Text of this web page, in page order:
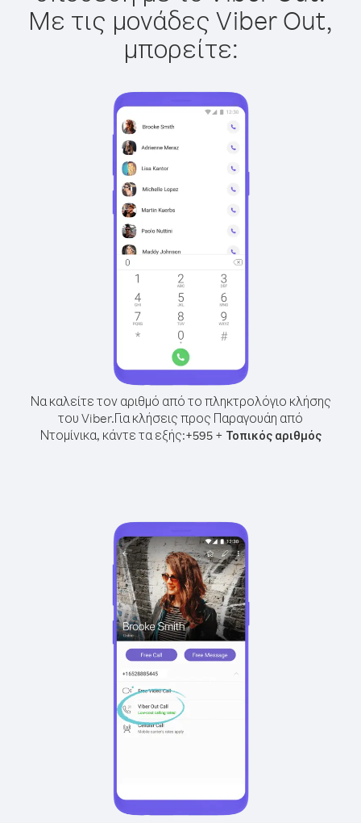
Με τις μονάδες Viber Out,
μπορείτε:
Να καλείτε τον αριθμό από το πληκτρολόγιο κλήσης
του Viber.Για κλήσεις προς Παραγουάη από
Ντομίνικα, κάντε τα εξής:+595+ Τοπικός αριθμός